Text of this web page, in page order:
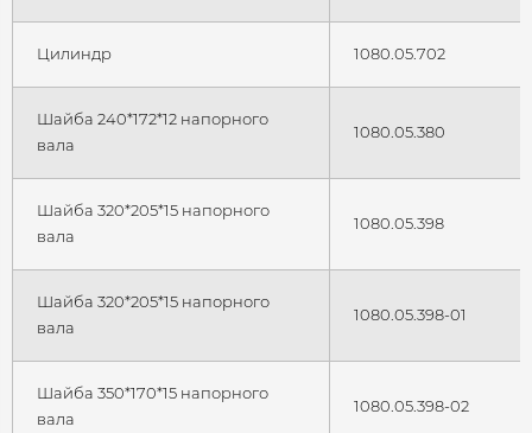
Цилиндр 1080.05.702
Шайба 240*172*12 напорного
вала
1080.05.380
Шайба 320*205*15 напорного
вала
1080.05.398
Шайба 320*205*15 напорного
вала
1080.05.398-01
Шайба 350*170*15 напорного
вала
1080.05.398-02